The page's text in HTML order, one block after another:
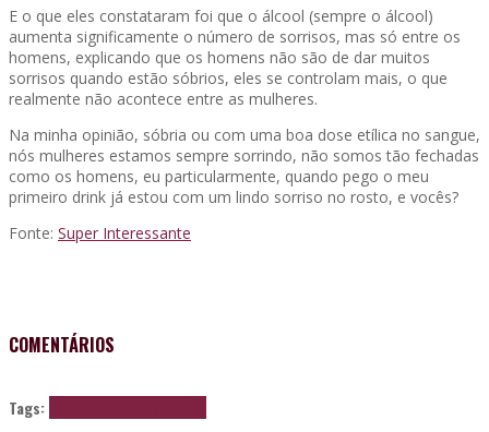
E o que eles constataram foi que o álcool (sempre o álcool)
aumenta significamente o número de sorrisos, mas só entre os
homens, explicando que os homens não são de dar muitos
sorrisos quando estão sóbrios, eles se controlam mais, o que
realmente não acontece entre as mulheres.
Na minha opinião, sóbria ou com uma boa dose etílica no sangue,
nós mulheres estamos sempre sorrindo, não somos tão fechadas
como os homens, eu particularmente, quando pego o meu
primeiro drink já estou com um lindo sorriso no rosto, e vocês?
Fonte: Super Interessante
COMENTÁRIOS
Tags: